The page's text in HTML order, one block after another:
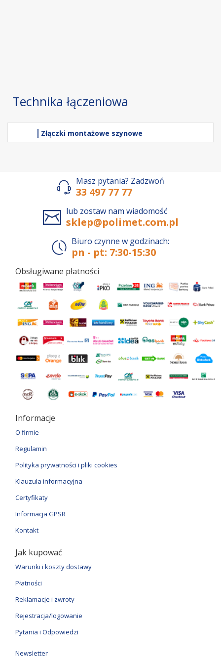
Technika łączeniowa
Złączki montażowe szynowe
Masz pytania? Zadzwoń
33 497 77 77
lub zostaw nam wiadomość
sklep@polimet.com.pl
Biuro czynne w godzinach:
pn - pt: 7:30-15:30
Obsługiwane płatności
Informacje
O firmie
Regulamin
Polityka prywatności i pliki cookies
Klauzula informacyjna
Certyfikaty
Informacja GPSR
Kontakt
Jak kupować
Warunki i koszty dostawy
Płatności
Reklamacje i zwroty
Rejestracja/logowanie
Pytania i Odpowiedzi
Newsletter